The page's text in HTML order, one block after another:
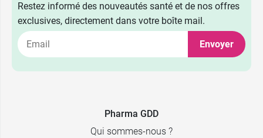
Restez informé des nouveautés santé et de nos offres
exclusives, directement dans votre boîte mail.
Envoyer
Pharma GDD
Qui sommes-nous ?